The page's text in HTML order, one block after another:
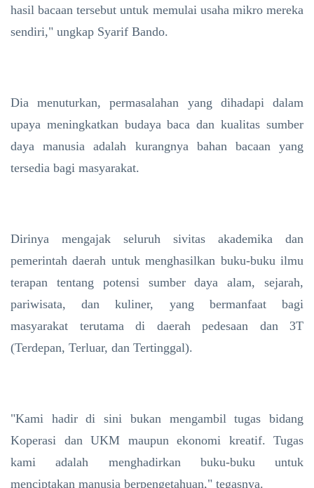
hasil bacaan tersebut untuk memulai usaha mikro mereka
sendiri," ungkap Syarif Bando.
Dia menuturkan, permasalahan yang dihadapi dalam
upaya meningkatkan budaya baca dan kualitas sumber
daya manusia adalah kurangnya bahan bacaan yang
tersedia bagi masyarakat.
Dirinya mengajak seluruh sivitas akademika dan
pemerintah daerah untuk menghasilkan buku-buku ilmu
terapan tentang potensi sumber daya alam, sejarah,
pariwisata, dan kuliner, yang bermanfaat bagi
masyarakat terutama di daerah pedesaan dan 3T
(Terdepan, Terluar, dan Tertinggal).
"Kami hadir di sini bukan mengambil tugas bidang
Koperasi dan UKM maupun ekonomi kreatif. Tugas
kami adalah menghadirkan buku-buku untuk
menciptakan manusia berpengetahuan," tegasnya.